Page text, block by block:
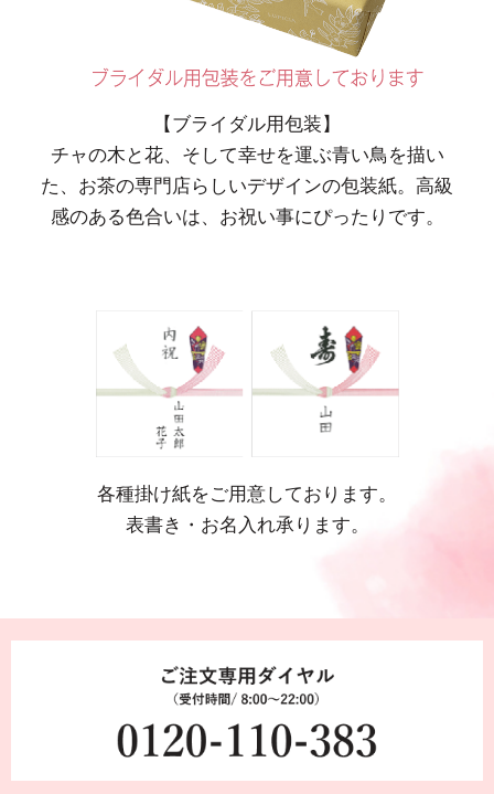
【ブライダル用包装】
チャの木と花、そして幸せを運ぶ青い鳥を描い
た、お茶の専門店らしいデザインの包装紙。高級
感のある色合いは、お祝い事にぴったりです。
各種掛け紙をご用意しております。
表書き・お名入れ承ります。